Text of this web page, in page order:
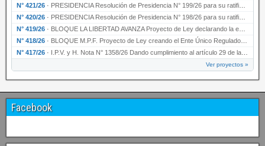
N° 421/26 · PRESIDENCIA Resolución de Presidencia N° 199/26 para su ratificación.
N° 420/26 · PRESIDENCIA Resolución de Presidencia N° 198/26 para su ratificación.
N° 419/26 · BLOQUE LA LIBERTAD AVANZA Proyecto de Ley declarando la esencialidad del servicio educativ…
N° 418/26 · BLOQUE M.P.F. Proyecto de Ley creando el Ente Único Regulador de servicios públicos de la …
N° 417/26 · I.P.V. y H. Nota N° 1358/26 Dando cumplimiento al artículo 29 de la Ley provincial N° 1399…
Ver proyectos »
Facebook